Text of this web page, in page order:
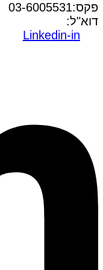
פקס:03-6005531
דוא"ל:
Linkedin-in